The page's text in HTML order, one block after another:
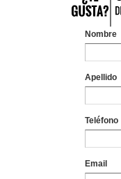
Nombre
Apellido
Teléfono
Email